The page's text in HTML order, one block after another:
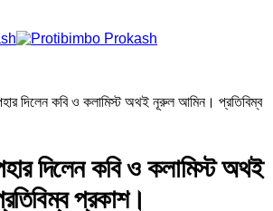
দিলেন কবি ও কলামিস্ট অথই নূরুল আমিন। প্রতিবিম্ব
দিলেন কবি ও কলামিস্ট অথই
প্রকাশ।